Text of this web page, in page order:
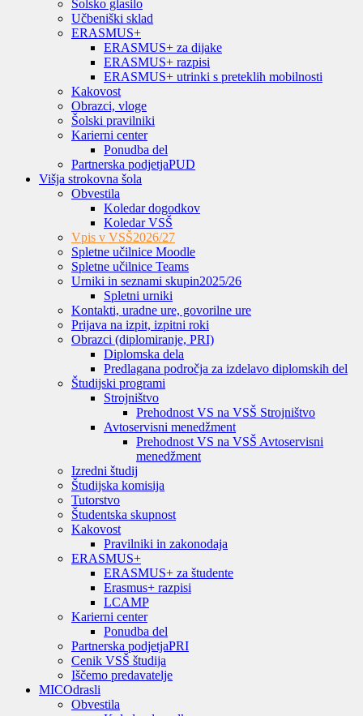
Šolsko glasilo
Učbeniški sklad
ERASMUS+
ERASMUS+ za dijake
ERASMUS+ razpisi
ERASMUS+ utrinki s preteklih mobilnosti
Kakovost
Obrazci, vloge
Šolski pravilniki
Karierni center
Ponudba del
Partnerska podjetjaPUD
Višja strokovna šola
Obvestila
Koledar dogodkov
Koledar VSŠ
Vpis v VSŠ2026/27
Spletne učilnice Moodle
Spletne učilnice Teams
Urniki in seznami skupin2025/26
Spletni urniki
Kontakti, uradne ure, govorilne ure
Prijava na izpit, izpitni roki
Obrazci (diplomiranje, PRI)
Diplomska dela
Predlagana področja za izdelavo diplomskih del
Študijski programi
Strojništvo
Prehodnost VS na VSŠ Strojništvo
Avtoservisni menedžment
Prehodnost VS na VSŠ Avtoservisni
menedžment
Izredni študij
Študijska komisija
Tutorstvo
Študentska skupnost
Kakovost
Pravilniki in zakonodaja
ERASMUS+
ERASMUS+ za študente
Erasmus+ razpisi
LCAMP
Karierni center
Ponudba del
Partnerska podjetjaPRI
Cenik VSŠ študija
Iščemo predavatelje
MICOdrasli
Obvestila